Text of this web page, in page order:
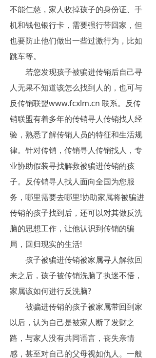
不能仁慈，家人收掉孩子的身份证、手
机和钱包银行卡，需要强行带回家，但
也要防止他们做出一些过激行为，比如
跳车等。
若您发现孩子被骗进传销后自己寻
人无果不知道该怎么找到人的，也可与
反传销联盟www.fcxlm.cn 联系。反传
销联盟有着多年的传销寻人传销找人经
验，熟悉了解传销人员的特征和生活规
律。针对传销，传销寻人传销找人，专
业协助假装寻找解救被骗进传销的孩
子。反传销寻人找人面向全国为您服
务，哪里需要去哪里!协助家属将被骗进
传销的孩子找到后，还可以对其做反洗
脑的思想工作，让他认识到传销的骗
局，回归现实的生活!
孩子被骗进传销被家属寻人解救回
来之后，孩子被传销洗脑了执迷不悟，
家属该如何进行反洗脑?
被骗进传销的孩子被家属带回到家
以后，认为自己是被家人断了发财之
路，与家人没有共同语言，丧失亲情
感，甚至对自己的父母视如仇人。一般